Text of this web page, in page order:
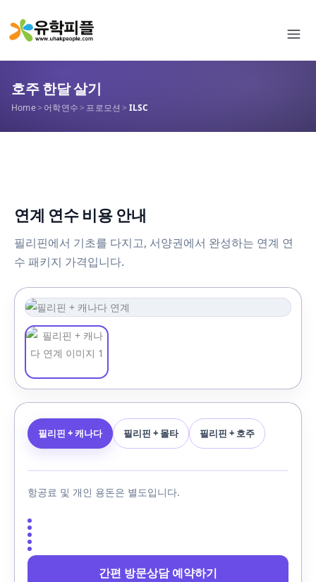
호주 한달 살기
Home> 어학연수> 프로모션 > ILSC
연계 연수 비용 안내
필리핀에서 기초를 다지고, 서양권에서 완성하는 연계 연
수 패키지 가격입니다.
필리핀 + 캐나다 필리핀 + 몰타 필리핀 + 호주
항공료 및 개인 용돈은 별도입니다.
간편 방문상담 예약하기